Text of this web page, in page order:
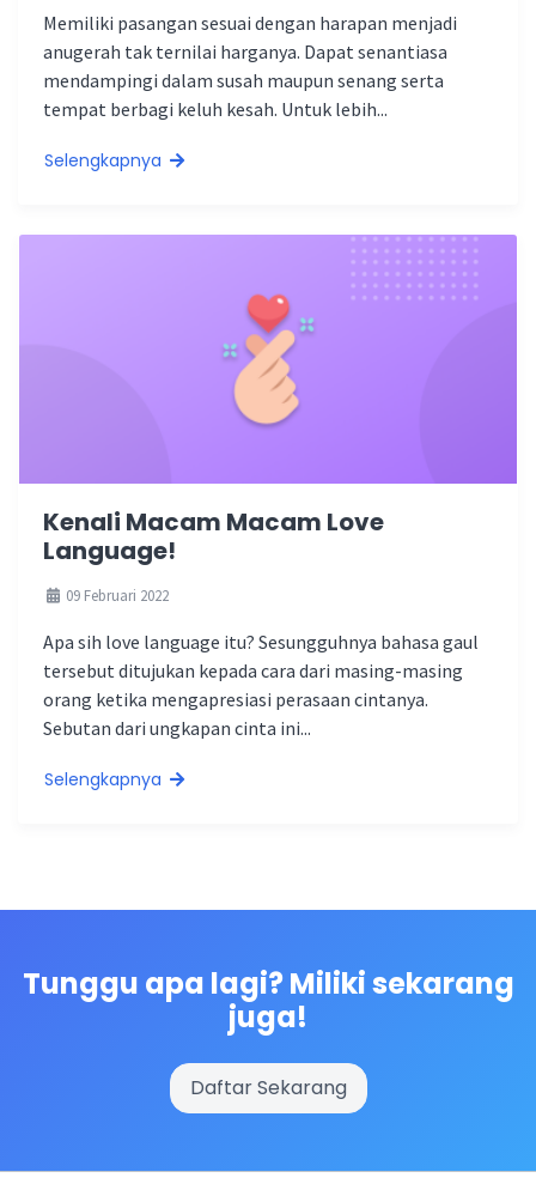
Memiliki pasangan sesuai dengan harapan menjadi
anugerah tak ternilai harganya. Dapat senantiasa
mendampingi dalam susah maupun senang serta
tempat berbagi keluh kesah. Untuk lebih...
Selengkapnya
Kenali Macam Macam Love
Language!
09 Februari 2022
Apa sih love language itu? Sesungguhnya bahasa gaul
tersebut ditujukan kepada cara dari masing-masing
orang ketika mengapresiasi perasaan cintanya.
Sebutan dari ungkapan cinta ini...
Selengkapnya
Tunggu apa lagi? Miliki sekarang
juga!
Daftar Sekarang